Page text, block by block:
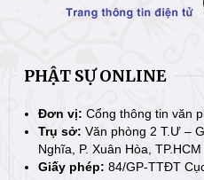
PHẬT SỰ ONLINE
Đơn vị: Cổng thông tin văn
Trụ sở: Văn phòng 2 T.Ư –
Nghĩa, P. Xuân Hòa, TP.HCM
Giấy phép: 84/GP-TTĐT